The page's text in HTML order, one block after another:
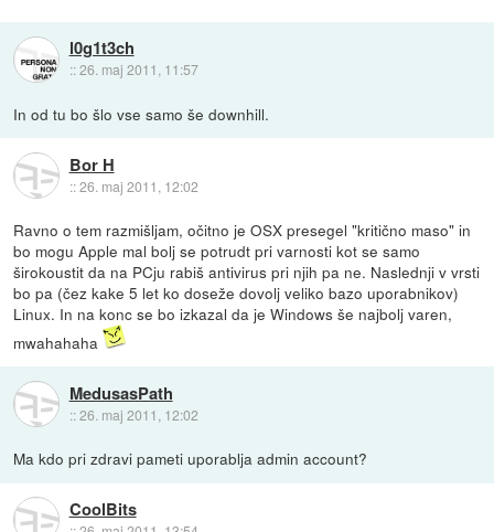
l0g1t3ch
::26. maj 2011, 11:57
In od tu bo šlo vse samo še downhill.
Bor H
::26. maj 2011, 12:02
Ravno o tem razmišljam, očitno je OSX presegel "kritično maso" in
bo mogu Apple mal bolj se potrudt pri varnosti kot se samo
širokoustit da na PCju rabiš antivirus pri njih pa ne. Naslednji v vrsti
bo pa (čez kake 5 let ko doseže dovolj veliko bazo uporabnikov)
Linux. In na konc se bo izkazal da je Windows še najbolj varen,
mwahahaha
MedusasPath
::26. maj 2011, 12:02
Ma kdo pri zdravi pameti uporablja admin account?
CoolBits